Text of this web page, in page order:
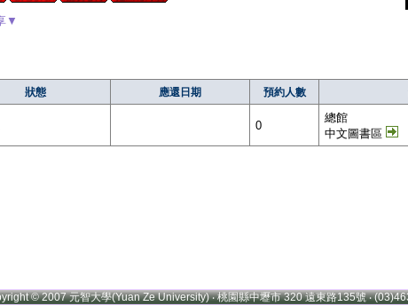
▼
狀態 應還日期 預約人數
0
總館
中文圖書區
© 2007 元智大學(Yuan Ze University) ‧ 桃園縣中壢市 320 遠東路135號 ‧